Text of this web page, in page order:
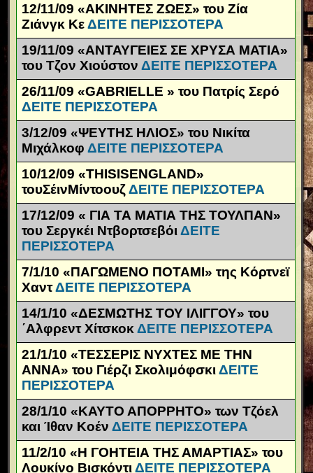
12/11/09 «ΑΚΙΝΗΤΕΣ ΖΩΕΣ» του Ζία
Ζιάνγκ ΚεΔΕΙΤΕ ΠΕΡΙΣΣΟΤΕΡΑ
19/11/09 «ΑΝΤΑΥΓΕΙΕΣ ΣΕ ΧΡΥΣΑ ΜΑΤΙΑ»
του Τζον Χιούστον ΔΕΙΤΕ ΠΕΡΙΣΣΟΤΕΡΑ
26/11/09 «GABRIELLE » του Πατρίς Σερό
ΔΕΙΤΕ ΠΕΡΙΣΣΟΤΕΡΑ
3/12/09 «ΨΕΥΤΗΣ ΗΛΙΟΣ» του Νικίτα
Μιχάλκοφ ΔΕΙΤΕ ΠΕΡΙΣΣΟΤΕΡΑ
10/12/09 «THISISENGLAND»
τουΣέινΜίντοουζΔΕΙΤΕ ΠΕΡΙΣΣΟΤΕΡΑ
17/12/09 « ΓΙΑ ΤΑ ΜΑΤΙΑ ΤΗΣ ΤΟΥΛΠΑΝ»
του Σεργκέι Ντβορτσεβόι ΔΕΙΤΕ
ΠΕΡΙΣΣΟΤΕΡΑ
7/1/10 «ΠΑΓΩΜΕΝΟ ΠΟΤΑΜΙ» της Κόρτνεϊ
ΧαντΔΕΙΤΕ ΠΕΡΙΣΣΟΤΕΡΑ
14/1/10 «ΔΕΣΜΩΤΗΣ ΤΟΥ ΙΛΙΓΓΟΥ» του
΄Αλφρεντ Χίτσκοκ ΔΕΙΤΕ ΠΕΡΙΣΣΟΤΕΡΑ
21/1/10 «ΤΕΣΣΕΡΙΣ ΝΥΧΤΕΣ ΜΕ ΤΗΝ
ΑΝΝΑ» του Γιέρζι Σκολιμόφσκι ΔΕΙΤΕ
ΠΕΡΙΣΣΟΤΕΡΑ
28/1/10 «ΚΑΥΤΟ ΑΠΟΡΡΗΤΟ» των Τζόελ
και Ίθαν Κοέν ΔΕΙΤΕ ΠΕΡΙΣΣΟΤΕΡΑ
11/2/10 «Η ΓΟΗΤΕΙΑ ΤΗΣ ΑΜΑΡΤΙΑΣ» του
Λουκίνο Βισκόντι ΔΕΙΤΕ ΠΕΡΙΣΣΟΤΕΡΑ